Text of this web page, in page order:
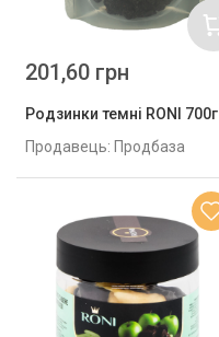
Родзинки темні RONI 700г
Продавець: Продбаза
201,60 грн